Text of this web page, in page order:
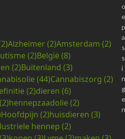
Alzheimer(2)Amsterdam (2)
(2)België (8)
(2)Buitenland (3)
(44)Cannabiszorg (2)
(2)dieren (6)
(2)hennepzaadolie (2)
Hoofdpijn (2)huisdieren (3)
hennep (2)
o
e
p
a
s
s
i
n
g
e
n